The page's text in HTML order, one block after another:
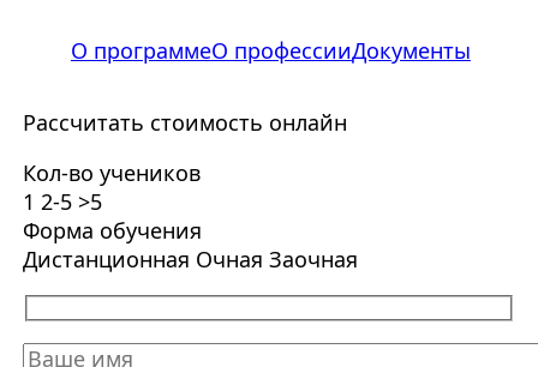
О программеО профессииДокументы
Рассчитать стоимость онлайн
Кол-во учеников
1 2-5 >5
Форма обучения
Дистанционная Очная Заочная